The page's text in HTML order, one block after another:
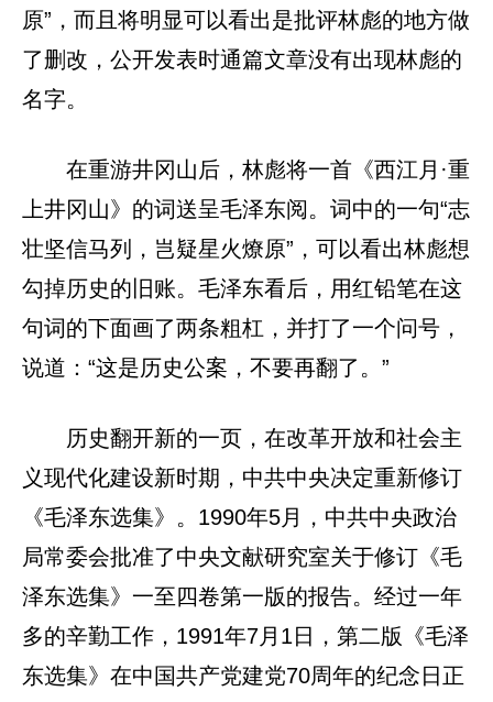
原”，而且将明显可以看出是批评林彪的地方做
了删改，公开发表时通篇文章没有出现林彪的
名字。
在重游井冈山后，林彪将一首《西江月·重
上井冈山》的词送呈毛泽东阅。词中的一句“志
壮坚信马列，岂疑星火燎原”，可以看出林彪想
勾掉历史的旧账。毛泽东看后，用红铅笔在这
句词的下面画了两条粗杠，并打了一个问号，
说道：“这是历史公案，不要再翻了。”
历史翻开新的一页，在改革开放和社会主
义现代化建设新时期，中共中央决定重新修订
《毛泽东选集》。1990年5月，中共中央政治
局常委会批准了中央文献研究室关于修订《毛
泽东选集》一至四卷第一版的报告。经过一年
多的辛勤工作，1991年7月1日，第二版《毛泽
东选集》在中国共产党建党70周年的纪念日正